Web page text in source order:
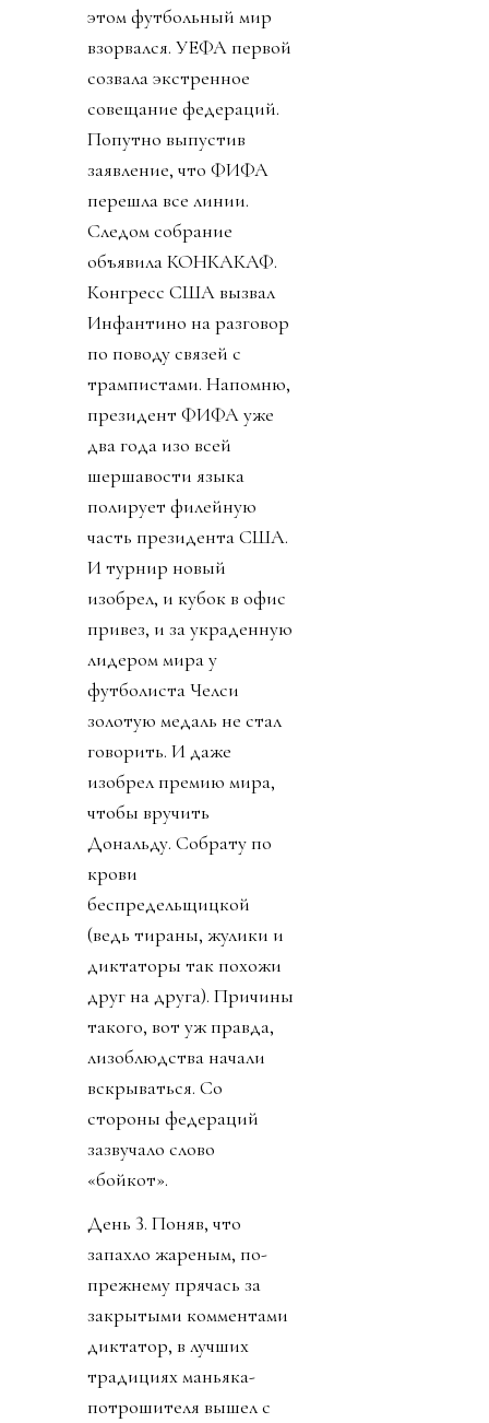
этом футбольный мир
взорвался. УЕФА первой
созвала экстренное
совещание федераций.
Попутно выпустив
заявление, что ФИФА
перешла все линии.
Следом собрание
объявила КОНКАКАФ.
Конгресс США вызвал
Инфантино на разговор
по поводу связей с
трампистами. Напомню,
президент ФИФА уже
два года изо всей
шершавости языка
полирует филейную
часть президента США.
И турнир новый
изобрел, и кубок в офис
привез, и за украденную
лидером мира у
футболиста Челси
золотую медаль не стал
говорить. И даже
изобрел премию мира,
чтобы вручить
Дональду. Собрату по
крови
беспредельщицкой
(ведь тираны, жулики и
диктаторы так похожи
друг на друга). Причины
такого, вот уж правда,
лизоблюдства начали
вскрываться. Со
стороны федераций
зазвучало слово
«бойкот».
День 3. Поняв, что
запахло жареным, по-
прежнему прячась за
закрытыми комментами
диктатор, в лучших
традициях маньяка-
потрошителя вышел с